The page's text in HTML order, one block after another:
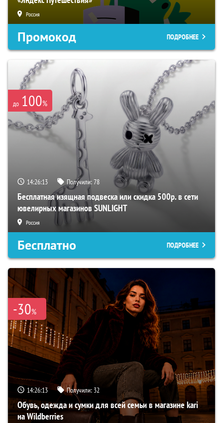
Россия
Промокод ПОДРОБНЕЕ
до 100%
14:26:12 Получили:78
Бесплатная изящная подвеска или скидка 500р. в сети
ювелирных магазинов SUNLIGHT
Россия
Бесплатно ПОДРОБНЕЕ
-30%
14:26:12 Получили: 32
Обувь, одежда и сумки для всей семьи в магазине kari
на Wildberries